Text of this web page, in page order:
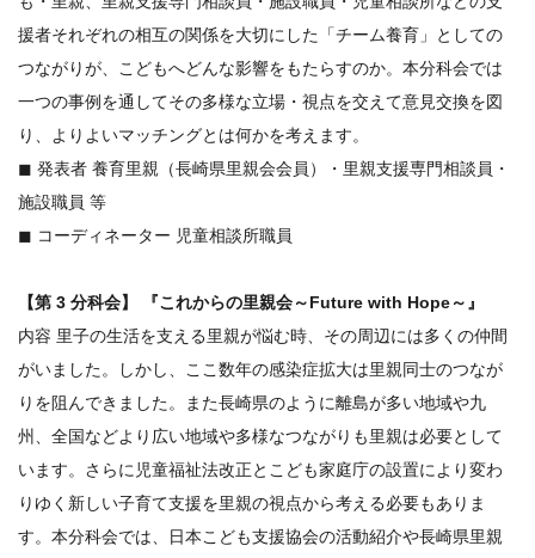
援者それぞれの相互の関係を大切にした「チーム養育」としての
つながりが、こどもへどんな影響をもたらすのか。本分科会では
一つの事例を通してその多様な立場・視点を交えて意見交換を図
り、よりよいマッチングとは何かを考えます。
◼ 発表者 養育里親（長崎県里親会会員）・里親支援専門相談員・
施設職員 等
◼ コーディネーター 児童相談所職員
【第 3 分科会】 『これからの里親会～Future with Hope～』
内容 里子の生活を支える里親が悩む時、その周辺には多くの仲間
がいました。しかし、ここ数年の感染症拡大は里親同士のつなが
りを阻んできました。また長崎県のように離島が多い地域や九
州、全国などより広い地域や多様なつながりも里親は必要として
います。さらに児童福祉法改正とこども家庭庁の設置により変わ
りゆく新しい子育て支援を里親の視点から考える必要もありま
す。本分科会では、日本こども支援協会の活動紹介や長崎県里親